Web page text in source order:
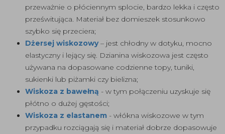
przeważnie o płóciennym splocie, bardzo lekka i często
prześwitująca. Materiał bez domieszek stosunkowo
szybko się przeciera;
Dżersej wiskozowy – jest chłodny w dotyku, mocno
elastyczny i lejący się. Dzianina wiskozowa jest często
używana na dopasowane codzienne topy, tuniki,
sukienki lub piżamki czy bielizna;
Wiskoza z bawełną - w tym połączeniu uzyskuje się
płótno o dużej gęstości;
Wiskoza z elastanem - włókna wiskozowe w tym
przypadku rozciągają się i materiał dobrze dopasowuje